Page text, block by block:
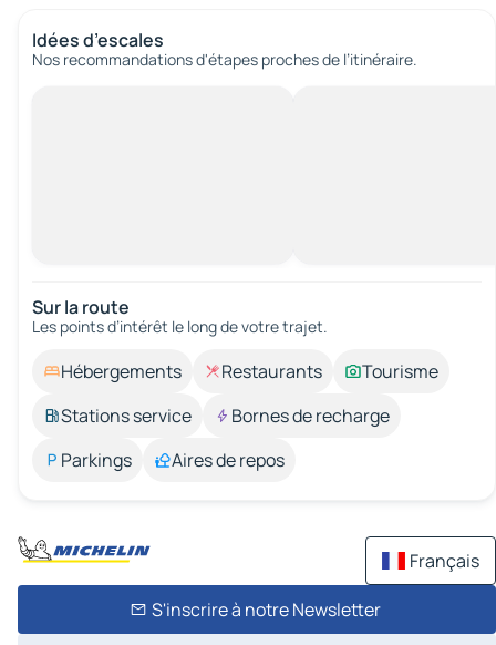
Idées d’escales
Nos recommandations d'étapes proches de l’itinéraire.
Sur la route
Les points d’intérêt le long de votre trajet.
Hébergements Restaurants
Tourisme
Stations service
Bornes de recharge
Parkings
Aires de repos
Français
S'inscrire à notre Newsletter